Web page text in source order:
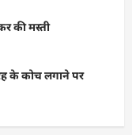
की मस्ती
के कोच लगाने पर